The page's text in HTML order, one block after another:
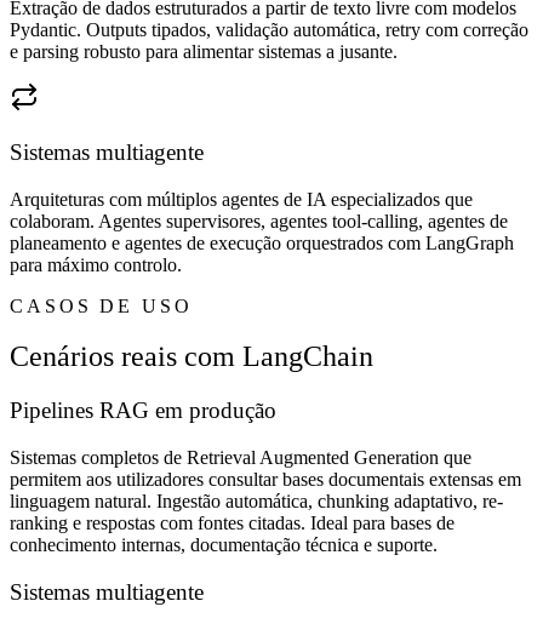
Extração de dados estruturados a partir de texto livre com modelos
Pydantic. Outputs tipados, validação automática, retry com correção
e parsing robusto para alimentar sistemas a jusante.
Sistemas multiagente
Arquiteturas com múltiplos agentes de IA especializados que
colaboram. Agentes supervisores, agentes tool-calling, agentes de
planeamento e agentes de execução orquestrados com LangGraph
para máximo controlo.
CASOS DE USO
Cenários reais com LangChain
Pipelines RAG em produção
Sistemas completos de Retrieval Augmented Generation que
permitem aos utilizadores consultar bases documentais extensas em
linguagem natural. Ingestão automática, chunking adaptativo, re-
ranking e respostas com fontes citadas. Ideal para bases de
conhecimento internas, documentação técnica e suporte.
Sistemas multiagente